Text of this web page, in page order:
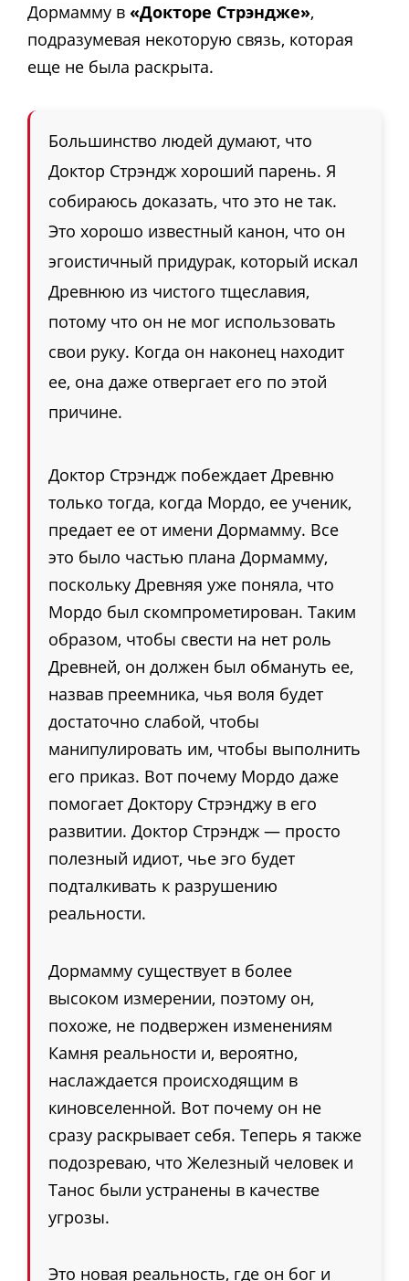
Дормамму в «Докторе Стрэндже»,
подразумевая некоторую связь, которая
еще не была раскрыта.
Большинство людей думают, что
Доктор Стрэндж хороший парень. Я
собираюсь доказать, что это не так.
Это хорошо известный канон, что он
эгоистичный придурак, который искал
Древнюю из чистого тщеславия,
потому что он не мог использовать
свои руку. Когда он наконец находит
ее, она даже отвергает его по этой
причине.
Доктор Стрэндж побеждает Древню
только тогда, когда Мордо, ее ученик,
предает ее от имени Дормамму. Все
это было частью плана Дормамму,
поскольку Древняя уже поняла, что
Мордо был скомпрометирован. Таким
образом, чтобы свести на нет роль
Древней, он должен был обмануть ее,
назвав преемника, чья воля будет
достаточно слабой, чтобы
манипулировать им, чтобы выполнить
его приказ. Вот почему Мордо даже
помогает Доктору Стрэнджу в его
развитии. Доктор Стрэндж — просто
полезный идиот, чье эго будет
подталкивать к разрушению
реальности.
Дормамму существует в более
высоком измерении, поэтому он,
похоже, не подвержен изменениям
Камня реальности и, вероятно,
наслаждается происходящим в
киновселенной. Вот почему он не
сразу раскрывает себя. Теперь я также
подозреваю, что Железный человек и
Танос были устранены в качестве
угрозы.
Это новая реальность, где он бог и